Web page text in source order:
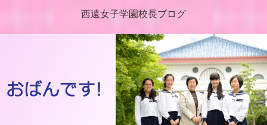
西遠女子学園校長ブログ